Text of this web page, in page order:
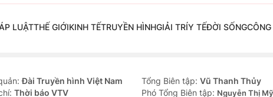
LUẬTTHẾ GIỚIKINH TẾTRUYỀN HÌNHGIẢI TRÍY TẾĐỜI SỐNGCÔNG
Đài Truyền hình Việt Nam
Thời báo VTV
Tổng Biên tập: Vũ Thanh Thủy
Phó Tổng Biên tập: Nguyễn Thị